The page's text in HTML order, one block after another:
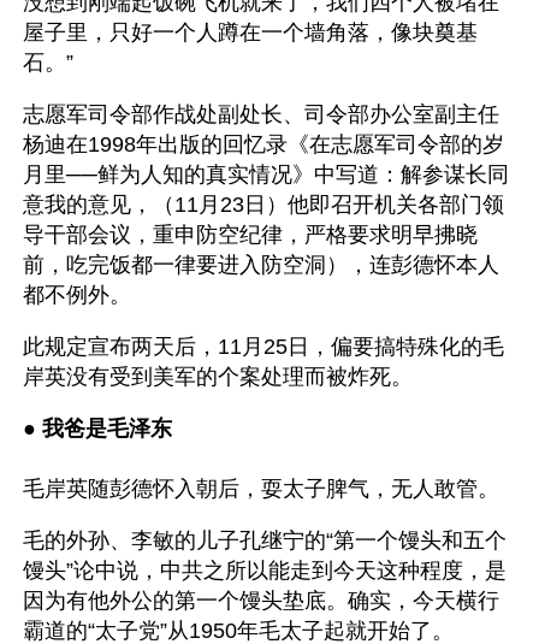
屋子里，只好一个人蹲在一个墙角落，像块奠基
石。”
志愿军司令部作战处副处长、司令部办公室副主任
杨迪在1998年出版的回忆录《在志愿军司令部的岁
月里──鲜为人知的真实情况》中写道：解参谋长同
意我的意见，（11月23日）他即召开机关各部门领
导干部会议，重申防空纪律，严格要求明早拂晓
前，吃完饭都一律要进入防空洞），连彭德怀本人
都不例外。
此规定宣布两天后，11月25日，偏要搞特殊化的毛
岸英没有受到美军的个案处理而被炸死。
● 我爸是毛泽东
毛岸英随彭德怀入朝后，耍太子脾气，无人敢管。
毛的外孙、李敏的儿子孔继宁的“第一个馒头和五个
馒头”论中说，中共之所以能走到今天这种程度，是
因为有他外公的第一个馒头垫底。确实，今天横行
霸道的“太子党”从1950年毛太子起就开始了。